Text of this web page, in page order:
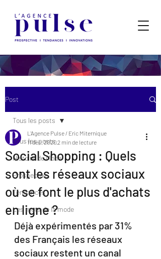
Post
Tous les posts
Histoire de Mode
Prospective
Tendances
Les mots de la mode
Tous les posts
Social Shopping : Quels
sont les réseaux sociaux
où se font le plus d'achats
en ligne ?
L'Agence Pulse / Eric Miternique
11 déc. 20202 min de lecture
Déjà expérimentés par 31%
des Français les réseaux
sociaux restent un canal